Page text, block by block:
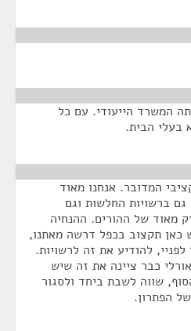
המשרד הייעודי. עם כל
בעלי הבית.
המדובר. אנחנו מאוד
גם ברשויות החלשות וגם
מאוד של ההורים. ההנחיה
כאן תקצוב בכפל דרשה מאתנו,
להודיע את זה לרשויות.
כבר ציינה את זה שיש
שווה לשבת ביחד ולסגור
הפתרון.